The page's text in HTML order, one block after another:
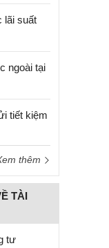
lãi suất
ngoài tại
tiết kiệm
thêm
TÀI
tư